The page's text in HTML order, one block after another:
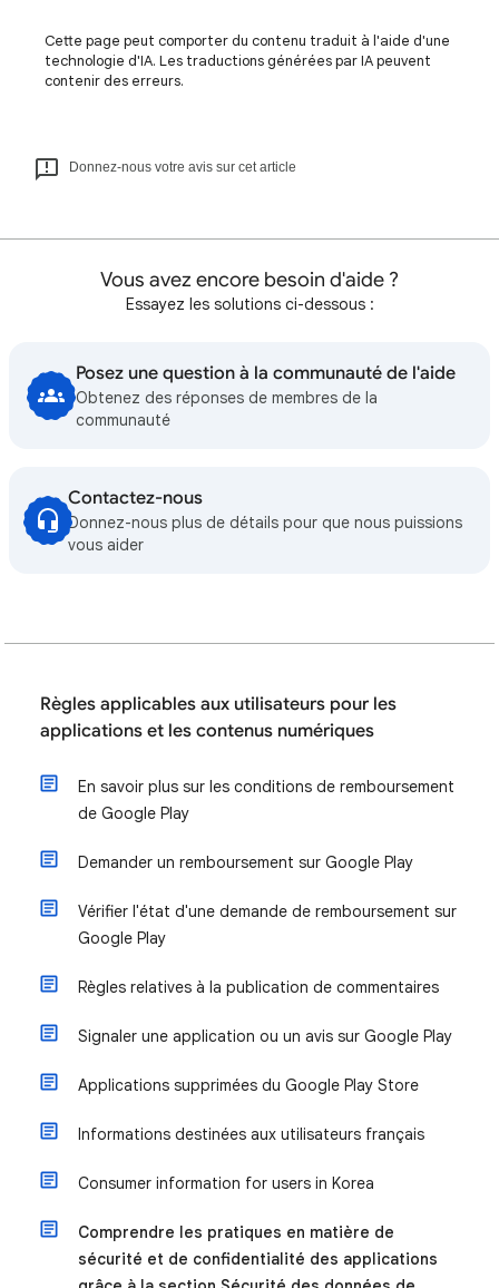
Cette page peut comporter du contenu traduit à l'aide d'une
technologie d'IA. Les traductions générées par IA peuvent
contenir des erreurs.
Donnez-nous votre avis sur cet article
Vous avez encore besoin d'aide ?
Essayez les solutions ci-dessous :
Posez une question à la communauté de l'aide
Obtenez des réponses de membres de la
communauté
Contactez-nous
Donnez-nous plus de détails pour que nous puissions
vous aider
Règles applicables aux utilisateurs pour les
applications et les contenus numériques
En savoir plus sur les conditions de remboursement
de Google Play
Demander un remboursement sur Google Play
Vérifier l'état d'une demande de remboursement sur
Google Play
Règles relatives à la publication de commentaires
Signaler une application ou un avis sur Google Play
Applications supprimées du Google Play Store
Informations destinées aux utilisateurs français
Consumer information for users in Korea
Comprendre les pratiques en matière de
sécurité et de confidentialité des applications